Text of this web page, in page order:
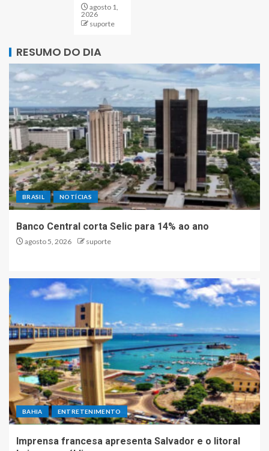
agosto 1,
2026
suporte
RESUMO DO DIA
BRASIL NOTÍCIAS
Banco Central corta Selic para 14% ao ano
agosto 5, 2026 suporte
BAHIA ENTRETENIMENTO
Imprensa francesa apresenta Salvador e o litoral